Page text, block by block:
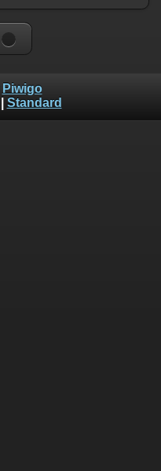
Piwigo
Standard